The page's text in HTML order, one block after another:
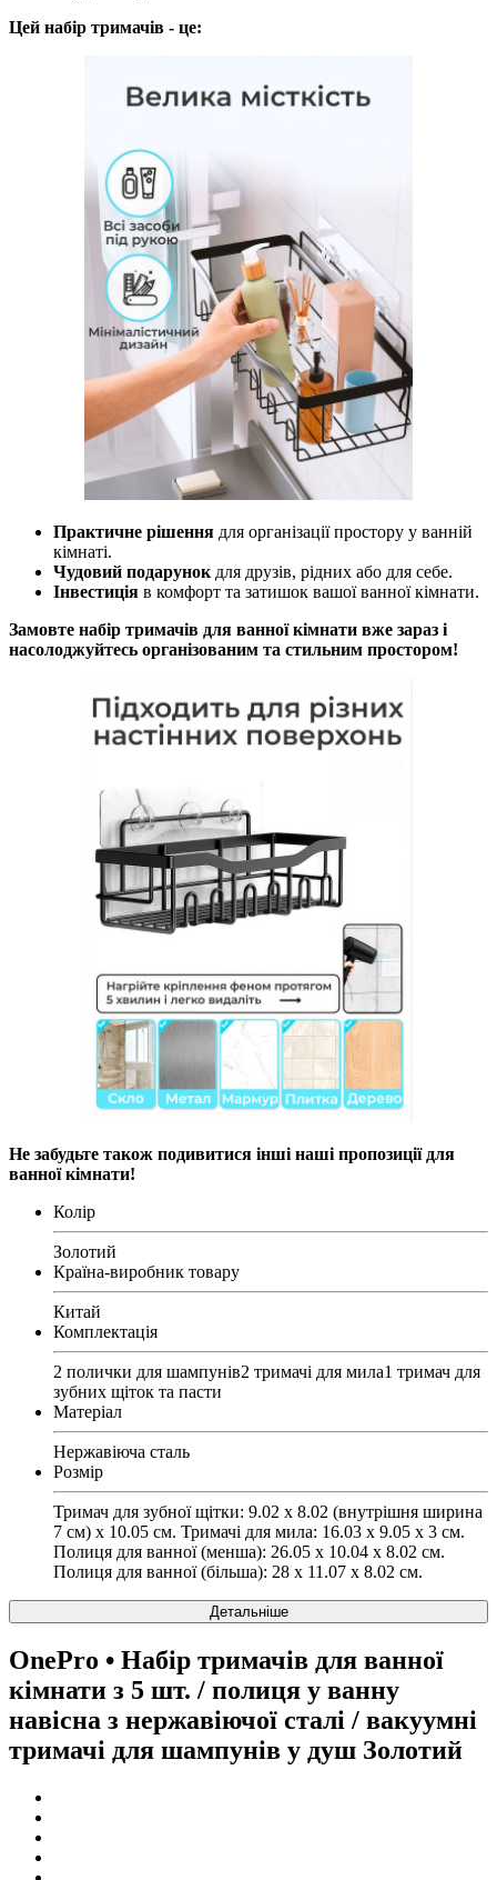
Цей набір тримачів - це:
Практичне рішення для організації простору у ванній
кімнаті.
Чудовий подарунок для друзів, рідних або для себе.
Інвестиція в комфорт та затишок вашої ванної кімнати.
Замовте набір тримачів для ванної кімнати вже зараз і
насолоджуйтесь організованим та стильним простором!
Не забудьте також подивитися інші наші пропозиції для
ванної кімнати!
Колір
Золотий
Країна-виробник товару
Китай
Комплектація
2 полички для шампунів2 тримачі для мила1 тримач для
зубних щіток та пасти
Матеріал
Нержавіюча сталь
Розмір
Тримач для зубної щітки: 9.02 х 8.02 (внутрішня ширина
7 см) х 10.05 см. Тримачі для мила: 16.03 х 9.05 х 3 см.
Полиця для ванної (менша): 26.05 х 10.04 х 8.02 см.
Полиця для ванної (більша): 28 х 11.07 х 8.02 см.
Детальніше
OnePro • Набір тримачів для ванної
кімнати з 5 шт. / полиця у ванну
навісна з нержавіючої сталі / вакуумні
тримачі для шампунів у душ Золотий